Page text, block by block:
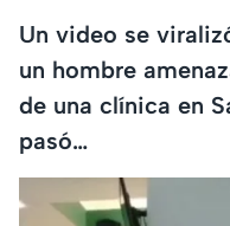
Un video se
un hombre
de una clínica en
pasó…